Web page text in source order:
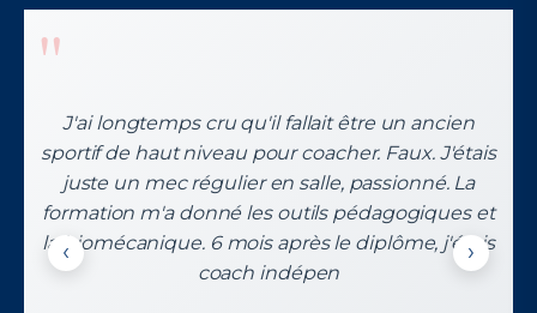
"
J'ai longtemps cru qu'il fallait être un ancien
sportif de haut niveau pour coacher. Faux. J'étais
juste un mec régulier en salle, passionné. La
formation m'a donné les outils pédagogiques et
la biomécanique. 6 mois après le diplôme, j'étais
coach indépen
‹ ›